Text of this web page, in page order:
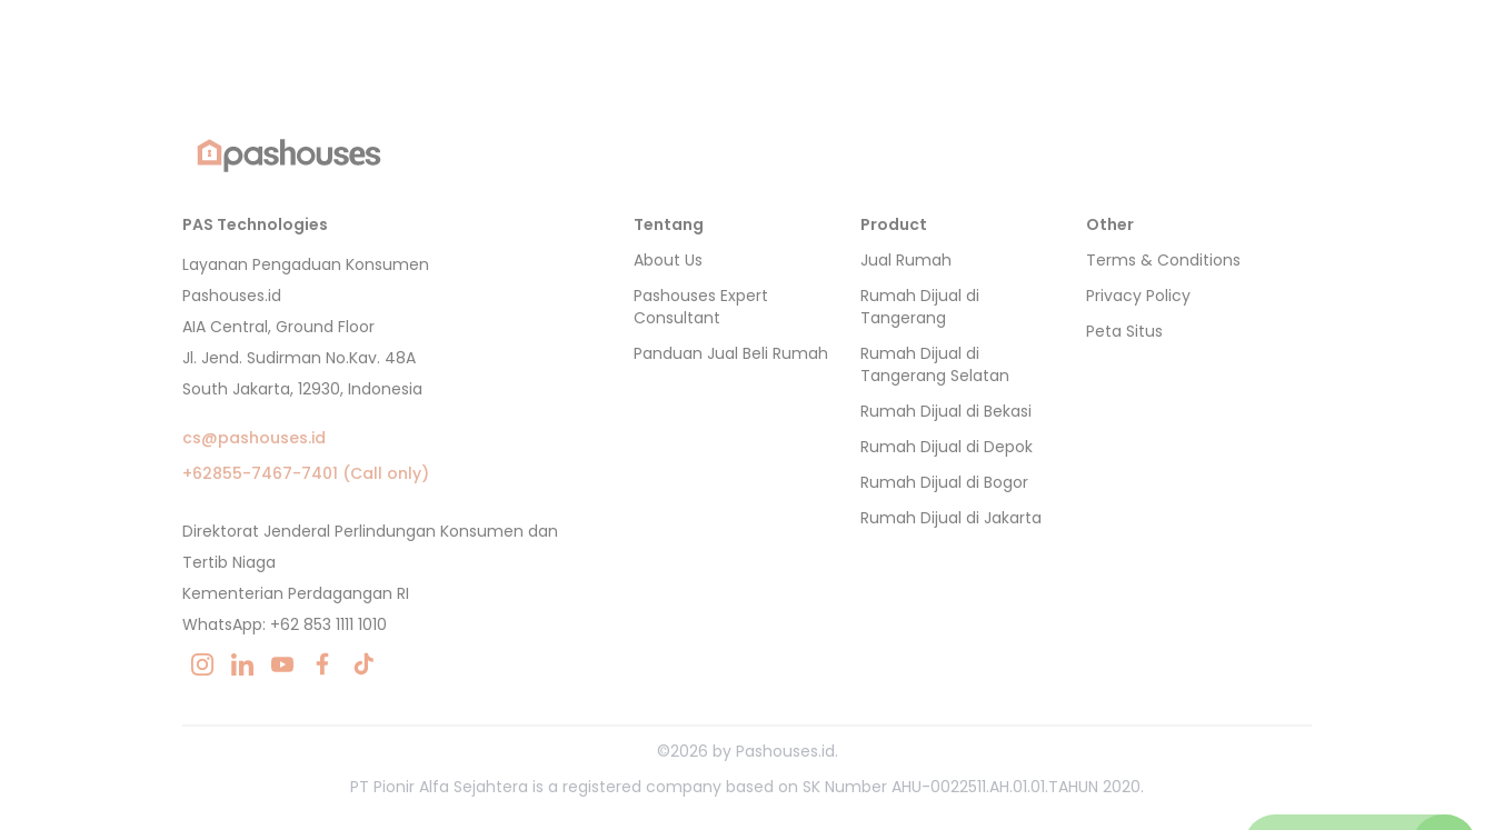
PAS Technologies
Layanan Pengaduan Konsumen
Pashouses.id
AIA Central, Ground Floor
Jl. Jend. Sudirman No.Kav. 48A
South Jakarta, 12930, Indonesia
cs@pashouses.id
+62855-7467-7401 (Call only)
Direktorat Jenderal Perlindungan Konsumen dan
Tertib Niaga
Kementerian Perdagangan RI
WhatsApp: +62 853 1111 1010
Tentang
About Us
Pashouses Expert
Consultant
Panduan Jual Beli Rumah
Product
Jual Rumah
Rumah Dijual di
Tangerang
Rumah Dijual di
Tangerang Selatan
Rumah Dijual di Bekasi
Rumah Dijual di Depok
Rumah Dijual di Bogor
Rumah Dijual di Jakarta
Other
Terms & Conditions
Privacy Policy
Peta Situs
©2026 by Pashouses.id.
PT Pionir Alfa Sejahtera is a registered company based on SK Number AHU-0022511.AH.01.01.TAHUN 2020.